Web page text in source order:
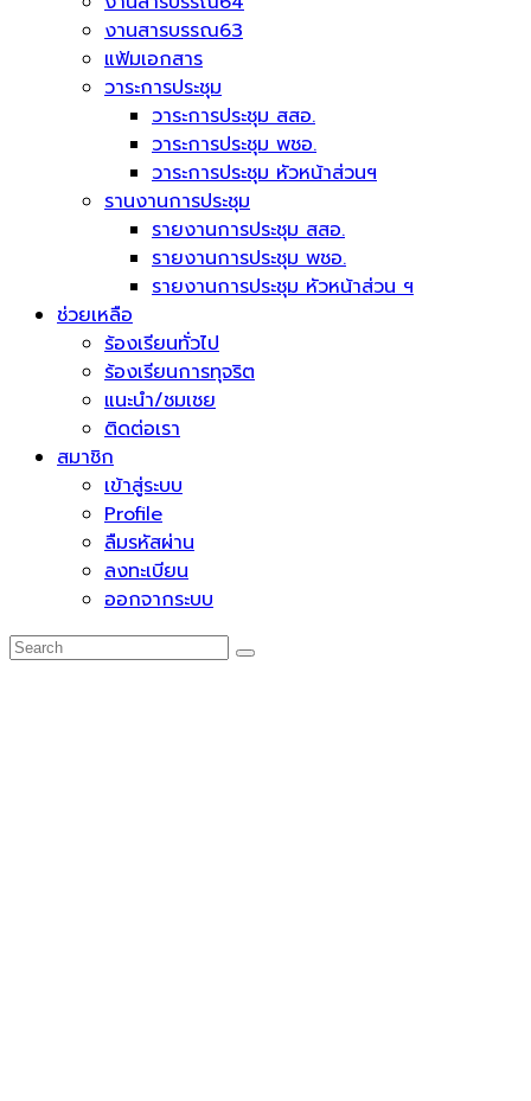
งานสารบรรณ63
แฟ้มเอกสาร
วาระการประชุม
วาระการประชุม สสอ.
วาระการประชุม พชอ.
วาระการประชุม หัวหน้าส่วนฯ
รานงานการประชุม
รายงานการประชุม สสอ.
รายงานการประชุม พชอ.
รายงานการประชุม หัวหน้าส่วน ฯ
ช่วยเหลือ
ร้องเรียนทั่วไป
ร้องเรียนการทุจริต
แนะนำ/ชมเชย
ติดต่อเรา
สมาชิก
เข้าสู่ระบบ
Profile
ลืมรหัสผ่าน
ลงทะเบียน
ออกจากระบบ